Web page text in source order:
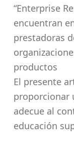
“Enterprise
encuentran
prestadoras
productos
El presente
proporcionar
adecue al
educación